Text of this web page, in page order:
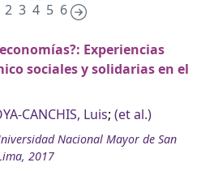
2 3 4 5 6
Experiencias
sociales y solidarias en el
CANCHIS, Luis; (et al.)
Nacional Mayor de San
2017